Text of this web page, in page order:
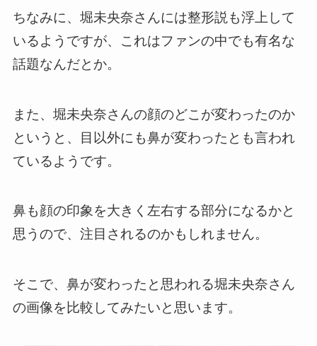
ちなみに、堀未央奈さんには整形説も浮上して
いるようですが、これはファンの中でも有名な
話題なんだとか。
また、堀未央奈さんの顔のどこが変わったのか
というと、目以外にも鼻が変わったとも言われ
ているようです。
鼻も顔の印象を大きく左右する部分になるかと
思うので、注目されるのかもしれません。
そこで、鼻が変わったと思われる堀未央奈さん
の画像を比較してみたいと思います。